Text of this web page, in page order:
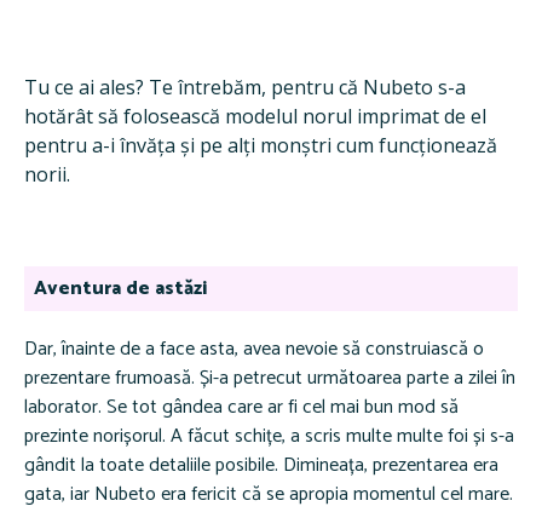
Tu ce ai ales? Te întrebăm, pentru că Nubeto s-a
hotărât să folosească modelul norul imprimat de el
pentru a-i învăța și pe alți monștri cum funcționează
norii.
Aventura de astăzi
Dar, înainte de a face asta, avea nevoie să construiască o
prezentare frumoasă. Și-a petrecut următoarea parte a zilei în
laborator. Se tot gândea care ar fi cel mai bun mod să
prezinte norișorul. A făcut schițe, a scris multe multe foi și s-a
gândit la toate detaliile posibile. Dimineața, prezentarea era
gata, iar Nubeto era fericit că se apropia momentul cel mare.